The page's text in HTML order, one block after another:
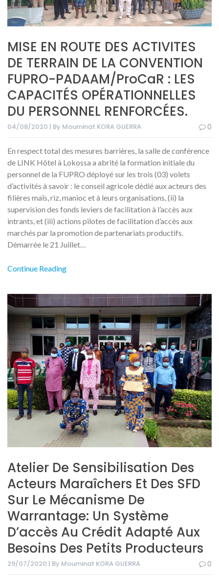
MISE EN ROUTE DES ACTIVITES
DE TERRAIN DE LA CONVENTION
FUPRO-PADAAM/ProCaR : LES
CAPACITÉS OPÉRATIONNELLES
DU PERSONNEL RENFORCÉES.
04/08/2020 | By Mouminat KORA GUERRA 0
En respect total des mesures barrières, la salle de conférence
de LINK Hôtel à Lokossa a abrité la formation initiale du
personnel de la FUPRO déployé sur les trois (03) volets
d’activités à savoir : le conseil agricole dédié aux acteurs des
filières maïs, riz, manioc et à leurs organisations, (ii) la
supervision des fonds leviers de facilitation à l’accès aux
intrants, et (iii) actions pilotes de facilitation d’accès aux
marchés par la promotion de partenariats productifs.
Démarrée le 21 Juillet…
Continue Reading
Atelier De Sensibilisation Des
Acteurs Maraîchers Et Des SFD
Sur Le Mécanisme De
Warrantage: Un Système
D’accès Au Crédit Adapté Aux
Besoins Des Petits Producteurs
29/07/2020 | By Mouminat KORA GUERRA 0